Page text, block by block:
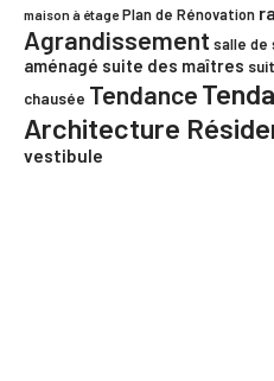
maison à étage Plan de Rénovation
Agrandissement salle de
aménagé suite des maîtres
chausée Tendance
Architecture
vestibule